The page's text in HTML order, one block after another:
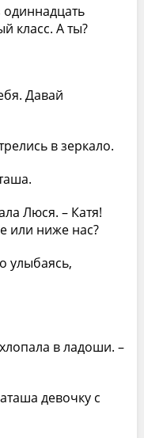
одиннадцать
класс. А ты?
Давай
в зеркало.
Люся. – Катя!
или ниже нас?
улыбаясь,
в ладоши. –
девочку с